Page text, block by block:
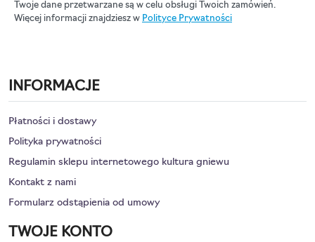
Twoje dane przetwarzane są w celu obsługi Twoich zamówień.
Więcej informacji znajdziesz w Polityce Prywatności
INFORMACJE
Płatności i dostawy
Polityka prywatności
Regulamin sklepu internetowego kultura gniewu
Kontakt z nami
Formularz odstąpienia od umowy
TWOJE KONTO